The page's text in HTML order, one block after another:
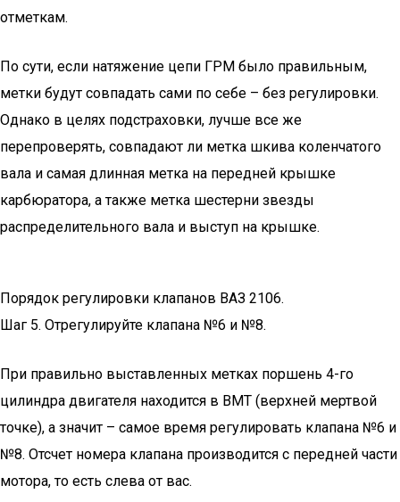
отметкам.
По сути, если натяжение цепи ГРМ было правильным,
метки будут совпадать сами по себе – без регулировки.
Однако в целях подстраховки, лучше все же
перепроверять, совпадают ли метка шкива коленчатого
вала и самая длинная метка на передней крышке
карбюратора, а также метка шестерни звезды
распределительного вала и выступ на крышке.
Порядок регулировки клапанов ВАЗ 2106.
Шаг 5. Отрегулируйте клапана №6 и №8.
При правильно выставленных метках поршень 4-го
цилиндра двигателя находится в ВМТ (верхней мертвой
точке), а значит – самое время регулировать клапана №6 и
№8. Отсчет номера клапана производится с передней части
мотора, то есть слева от вас.